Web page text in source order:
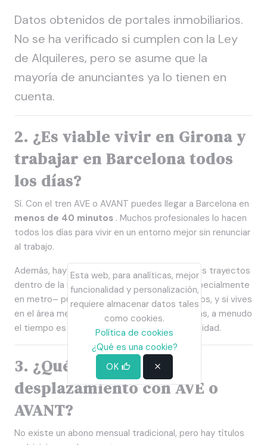
Datos obtenidos de portales inmobiliarios.
No se ha verificado si cumplen con la Ley
de Alquileres, pero se asume que la
mayoría de anunciantes ya lo tienen en
cuenta.
2. ¿Es viable vivir en Girona y
trabajar en Barcelona todos
los días?
Sí. Con el tren AVE o AVANT puedes llegar a Barcelona en
menos de 40 minutos . Muchos profesionales lo hacen
todos los días para vivir en un entorno mejor sin renunciar
al trabajo.
Además, hay que tener en cuenta que muchos trayectos
dentro de la misma ciudad de Barcelona –especialmente
en metro– pueden suponer más de 30 minutos, y si vives
en el área metropolitana y vienes en Cercanías, a menudo
el tiempo es aún más largo y con menos fiabilidad.
3. ¿Qué coste tiene el
desplazamiento con AVE o
AVANT?
No existe un abono mensual tradicional, pero hay títulos
Esta web, para analíticas, mejor
funcionalidad y personalización,
requiere almacenar datos tales
como cookies.
Política de cookies
¿Qué es una cookie?
OK